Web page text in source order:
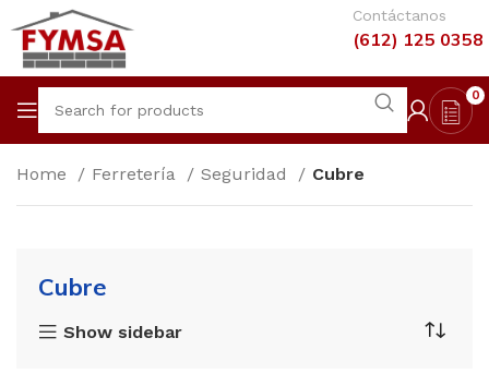
Contáctanos
(612) 125 0358
0
Home Ferretería Seguridad Cubre
Cubre
Show sidebar